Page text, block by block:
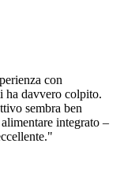
con
ha davvero colpito.
sembra ben
integrato –
"